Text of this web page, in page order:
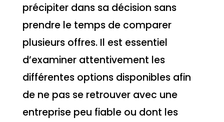
précipiter dans sa décision sans
prendre le temps de comparer
plusieurs offres. Il est essentiel
d’examiner attentivement les
différentes options disponibles afin
de ne pas se retrouver avec une
entreprise peu fiable ou dont les